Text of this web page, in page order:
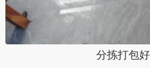
分拣打包好